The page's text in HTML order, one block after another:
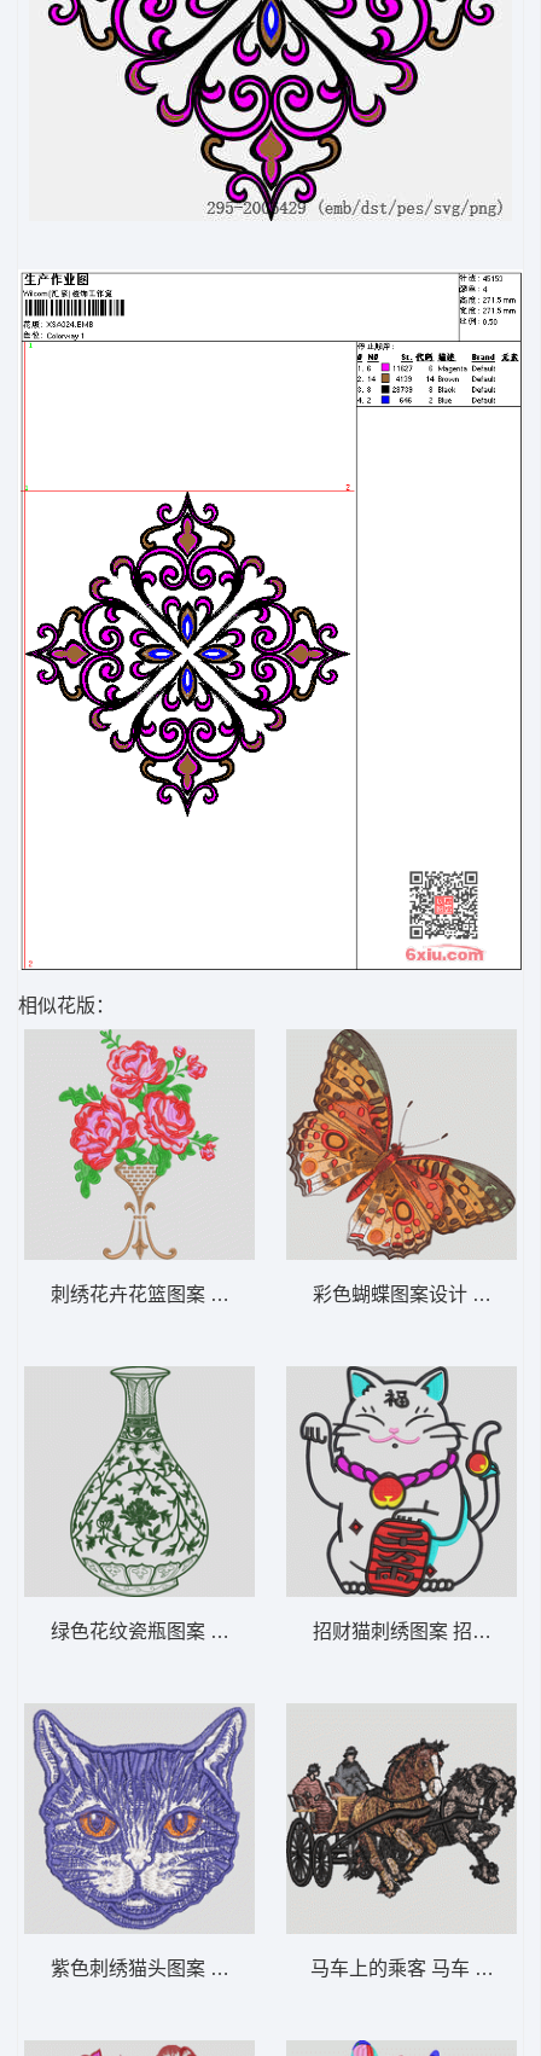
相似花版：
刺绣花卉花篮图案 靓花牡丹花
绿色花纹瓷瓶图案 花瓶
紫色刺绣猫头图案 猫头
彩色蝴蝶图案设计 蝴蝶
招财猫刺绣图案 招财猫
马车上的乘客 马车 章标